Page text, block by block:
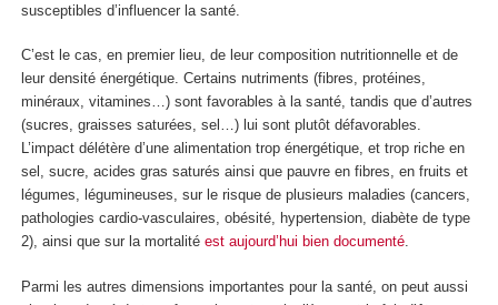
susceptibles d’influencer la santé.
C’est le cas, en premier lieu, de leur composition nutritionnelle et de
leur densité énergétique. Certains nutriments (fibres, protéines,
minéraux, vitamines…) sont favorables à la santé, tandis que d’autres
(sucres, graisses saturées, sel…) lui sont plutôt défavorables.
L’impact délétère d’une alimentation trop énergétique, et trop riche en
sel, sucre, acides gras saturés ainsi que pauvre en fibres, en fruits et
légumes, légumineuses, sur le risque de plusieurs maladies (cancers,
pathologies cardio-vasculaires, obésité, hypertension, diabète de type
2), ainsi que sur la mortalité est aujourd’hui bien documenté.
Parmi les autres dimensions importantes pour la santé, on peut aussi